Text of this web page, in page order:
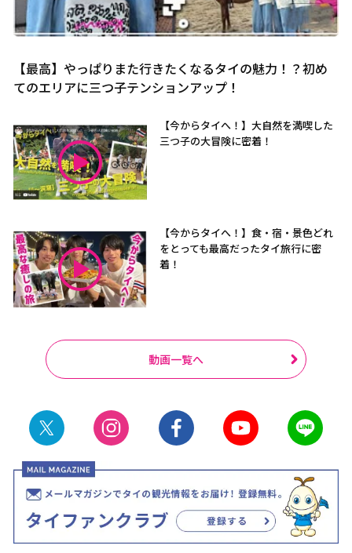
【最高】やっぱりまた行きたくなるタイの魅力！？初め
てのエリアに三つ子テンションアップ！
【今からタイへ！】大自然を満喫した
三つ子の大冒険に密着！
【今からタイへ！】食・宿・景色どれ
をとっても最高だったタイ旅行に密
着！
動画一覧へ